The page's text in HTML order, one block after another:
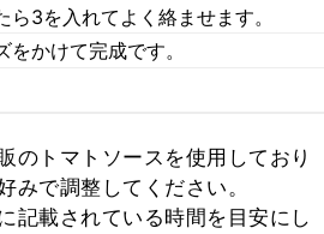
ら3を入れてよく絡ませます。
かけて完成です。
のトマトソースを使用しており
みで調整してください。
記載されている時間を目安にし